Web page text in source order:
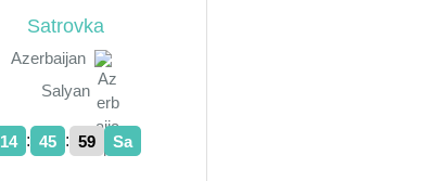
Satrovka
Azerbaijan
Salyan
14 : 46 : 00 Sa